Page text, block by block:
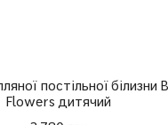
постільної білизни
Flowers дитячий